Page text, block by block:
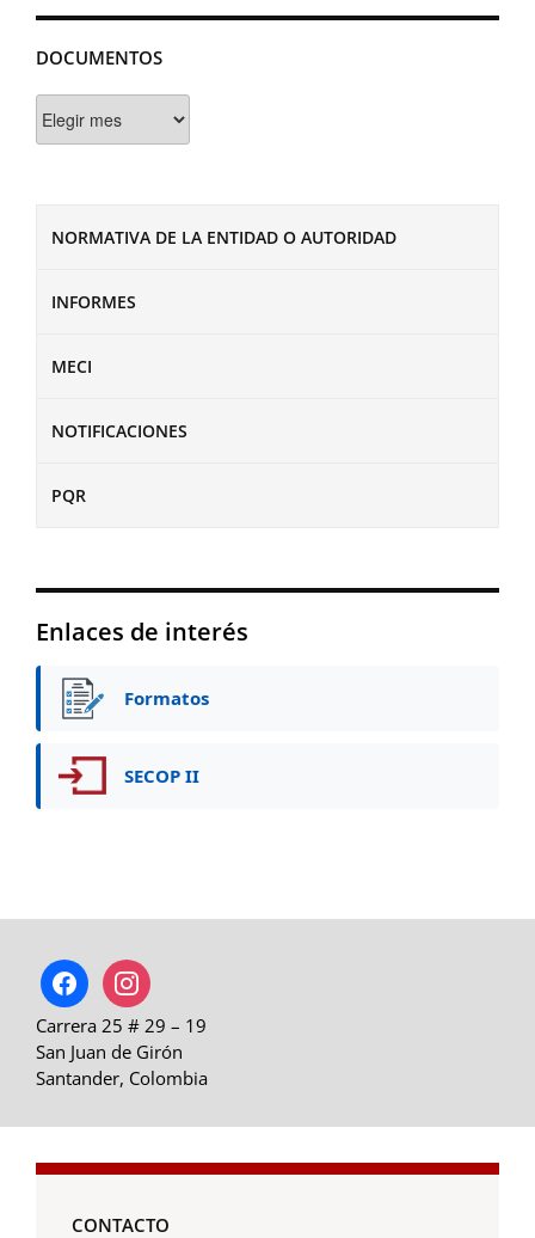
DOCUMENTOS
NORMATIVA DE LA ENTIDAD O AUTORIDAD
INFORMES
MECI
NOTIFICACIONES
PQR
Enlaces de interés
Formatos
SECOP II
facebookinstagram
Carrera 25 # 29 – 19
San Juan de Girón
Santander, Colombia
CONTACTO